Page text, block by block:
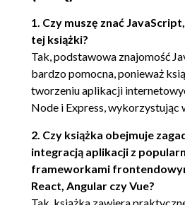
Podsumowanie 45
4. Porządki 47
Struktura plików i katalogów
Najlepsze praktyki 48
Kontrola wersji 48
Jak używać systemu Git
Samodzielne
Korzystanie z
Pakiety npm 51
1. Czy muszę znać
tej książki?
Tak, podstawowa znajomość
bardzo pomocna, ponieważ
tworzeniu aplikacji
Node i Express, wykorzystując
2. Czy książka obejmuje
integracją aplikacji z
frameworkami
React, Angular czy Vue?
Tak, książka zawiera